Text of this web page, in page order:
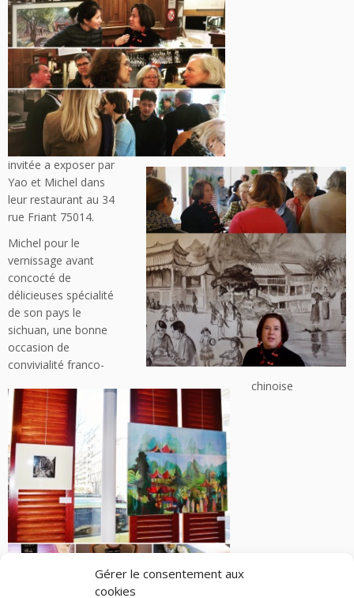
Gérer le consentement aux
cookies
invitée a exposer par
Yao et Michel dans
leur restaurant au 34
rue Friant 75014.
Michel pour le
vernissage avant
concocté de
délicieuses spécialité
de son pays le
sichuan, une bonne
occasion de
convivialité franco-
chinoise